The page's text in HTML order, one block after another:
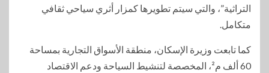
التراثية”، والتي سيتم تطويرها كمزار أثري سياحي ثقافي
متكامل.
كما تابعت وزيرة الإسكان، منطقة الأسواق التجارية بمساحة
60 ألف م²، المخصصة لتنشيط السياحة ودعم الاقتصاد